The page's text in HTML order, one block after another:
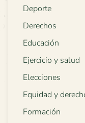
Deporte
Derechos
Educación
Ejercicio y salud
Elecciones
Equidad y
Formación